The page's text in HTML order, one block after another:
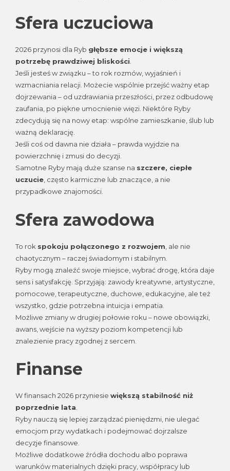
Sfera uczuciowa
2026 przynosi dla Ryb głębsze emocje i większą
potrzebę prawdziwej bliskości
Jeśli jesteś w związku – to rok rozmów, wyjaśnień i
wzmacniania relacji. Możecie wspólnie przejść ważny etap
dojrzewania – od uzdrawiania przeszłości, przez odbudowę
zaufania, po piękne umocnienie więzi. Niektóre Ryby
zdecydują się na nowy etap: wspólne zamieszkanie, ślub lub
ważną deklarację.
Jeśli coś od dawna nie działa – prawda wyjdzie na
powierzchnię i zmusi do decyzji.
Samotne Ryby mają duże szanse na szczere, ciepłe
uczucie , często karmiczne lub znaczące, a nie
przypadkowe znajomości.
Sfera zawodowa
To rok spokoju połączonego z rozwojem , ale nie
chaotycznym – raczej świadomym i stabilnym.
Ryby mogą znaleźć swoje miejsce, wybrać drogę, która daje
sens i satysfakcję. Sprzyjają: zawody kreatywne, artystyczne,
pomocowe, terapeutyczne, duchowe, edukacyjne, ale też
wszystko, gdzie potrzebna intuicja i empatia.
Możliwe zmiany w drugiej połowie roku – nowe obowiązki,
awans, wejście na wyższy poziom kompetencji lub
znalezienie pracy zgodnej z sercem.
Finanse
W finansach 2026 przyniesie większą stabilność niż
poprzednie lata
Ryby nauczą się lepiej zarządzać pieniędzmi, nie ulegać
emocjom przy wydatkach i podejmować dojrzalsze
decyzje finansowe.
Możliwe dodatkowe źródła dochodu albo poprawa
warunków materialnych dzięki pracy, współpracy lub